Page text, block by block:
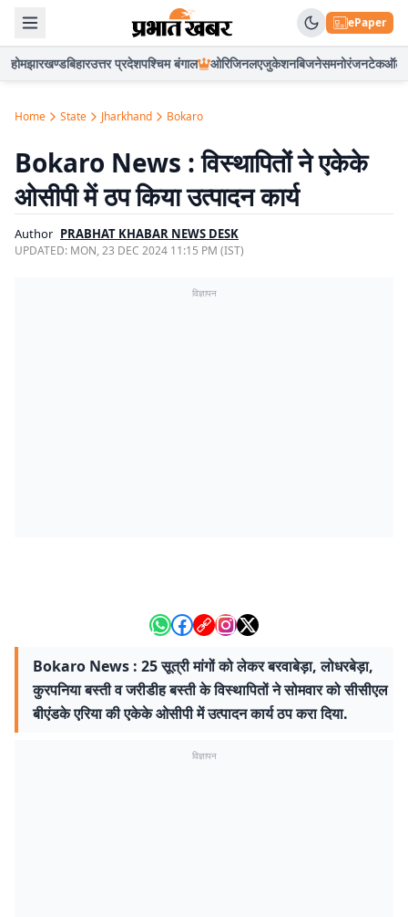
ePaper
होमझारखण्डबिहारउत्तर प्रदेशपश्चिम बंगाल ओरिजिनलएजुकेशनबिजनेसमनोरंजनटेकऑटो
Home State Jharkhand Bokaro
Bokaro News : विस्थापितों ने एकेके
ओसीपी में ठप किया उत्पादन कार्य
Author PRABHAT KHABAR NEWS DESK
UPDATED: MON, 23 DEC 2024 11:15 PM (IST)
विज्ञापन
Bokaro News : 25 सूत्री मांगों को लेकर बरवाबेड़ा, लोधरबेड़ा,
कुरपनिया बस्ती व जरीडीह बस्ती के विस्थापितों ने सोमवार को सीसीएल
बीएंडके एरिया की एकेके ओसीपी में उत्पादन कार्य ठप करा दिया.
विज्ञापन